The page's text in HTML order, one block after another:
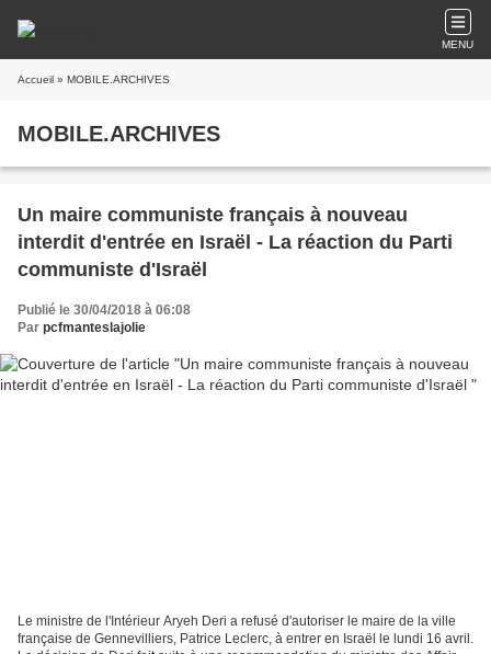
MENU
Accueil » MOBILE.ARCHIVES
MOBILE.ARCHIVES
Un maire communiste français à nouveau
interdit d'entrée en Israël - La réaction du Parti
communiste d'Israël
Publié le 30/04/2018 à 06:08
Par pcfmanteslajolie
Le ministre de l'Intérieur Aryeh Deri a refusé d'autoriser le maire de la ville
française de Gennevilliers, Patrice Leclerc, à entrer en Israël le lundi 16 avril.